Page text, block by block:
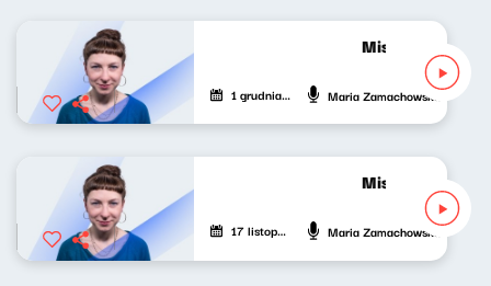
Mistrzowie
1 grudnia 2024 Maria Zamachowska
Mistrzowie
17 listopada 2024 Maria Zamachowska